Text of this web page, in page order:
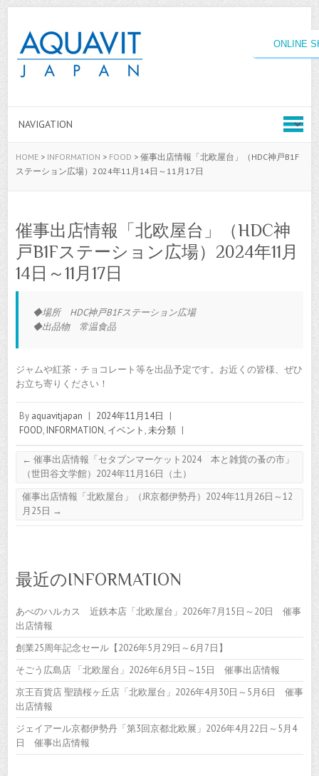
ONLINE
HOME> INFORMATION > FOOD > 催事出店情報「北欧屋台」（HDC神戸B1F
ステーション広場）2024年11月14日～11月17日
催事出店情報「北欧屋台」（HDC神
戸B1Fステーション広場）2024年11月
14日～11月17日
◆場所 HDC神戸B1Fステーション広場
◆出品物 常温食品
ジャムや紅茶・チョコレート等を出品予定です。お近くの皆様、ぜひ
お立ち寄りください！
By aquavitjapan | 2024年11月14日
|
FOOD, INFORMATION, イベント,未分類 |
← 催事出店情報「セタブンマーケット2024 本と雑貨の蚤の市」
（世田谷文学館）2024年11月16日（土）
催事出店情報「北欧屋台」（JR京都伊勢丹）2024年11月26日～12
月25日 →
最近のINFORMATION
あべのハルカス 近鉄本店「北欧屋台」2026年7月15日～20日 催事
出店情報
創業25周年記念セール【2026年5月29日～6月7日】
そごう広島店 「北欧屋台」2026年6月5日～15日 催事出店情報
京王百貨店 聖蹟桜ヶ丘店「北欧屋台」2026年4月30日～5月6日 催事
出店情報
ジェイアール京都伊勢丹「第3回京都北欧展」2026年4月22日～5月4
日 催事出店情報